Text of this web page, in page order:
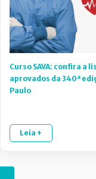
Curso SAVA: confira a
aprovados da 340ª
Paulo
Leia +